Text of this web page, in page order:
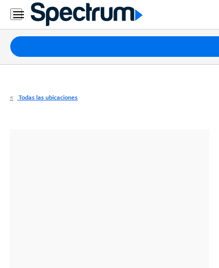
Residencial
Business
Paquetes
Internet
Todas las ubicaciones